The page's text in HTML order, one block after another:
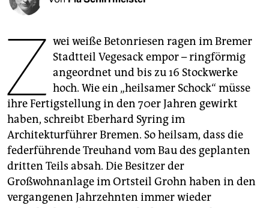
abo
epaper login
Z wei weiße Betonriesen ragen im Bremer
Stadtteil Vegesack empor – ringförmig
angeordnet und bis zu 16 Stockwerke
hoch. Wie ein „heilsamer Schock“ müsse
ihre Fertigstellung in den 70er Jahren gewirkt
haben, schreibt Eberhard Syring im
Architekturführer Bremen. So heilsam, dass die
federführende Treuhand vom Bau des geplanten
dritten Teils absah. Die Besitzer der
Großwohnanlage im Ortsteil Grohn haben in den
vergangenen Jahrzehnten immer wieder